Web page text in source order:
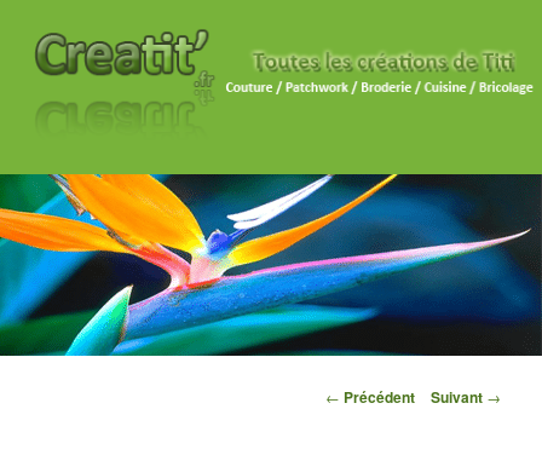
Navigation des articles
← Précédent Suivant →